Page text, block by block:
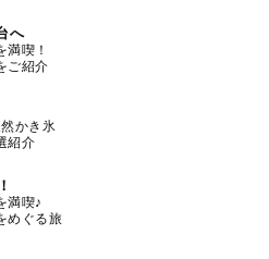
へ
喫！
ご紹介
かき氷
紹介
満喫♪
めぐる旅